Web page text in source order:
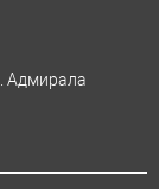
Адмирала